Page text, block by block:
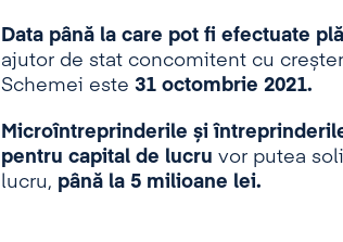
Data până la care pot fi efectuate
ajutor de stat concomitent cu
Schemei este 31 octombrie 2021.
Microîntreprinderile și
pentru capital de lucru vor putea
lucru, până la 5 milioane lei.